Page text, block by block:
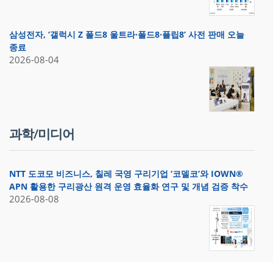
삼성전자, ‘갤럭시 Z 폴드8 울트라·폴드8·플립8’ 사전 판매 오늘
종료
2026-08-04
과학/미디어
NTT 도코모 비즈니스, 칠레 국영 구리기업 ‘코델코’와 IOWN®
APN 활용한 구리광산 원격 운영 효율화 연구 및 개념 검증 착수
2026-08-08